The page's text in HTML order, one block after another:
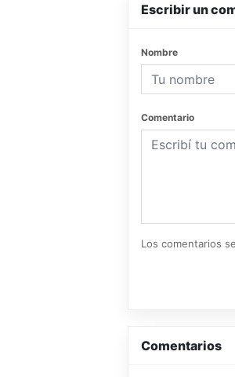
Escribir un
Nombre
Comentario
Los comentarios
Comentarios